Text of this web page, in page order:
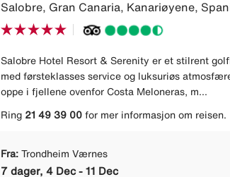
Salobre, Gran Canaria, Kanariøyene,
Salobre Hotel Resort & Serenity er et stilrent
med førsteklasses service og luksuriøs
oppe i fjellene ovenfor Costa Meloneras, m...
Ring 21 49 39 00for mer informasjon om reisen.
Fra: Trondheim Værnes
7 dager, 4 Dec - 11 Dec